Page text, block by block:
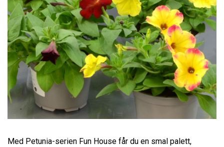
Med Petunia-serien Fun House får du en smal palett,